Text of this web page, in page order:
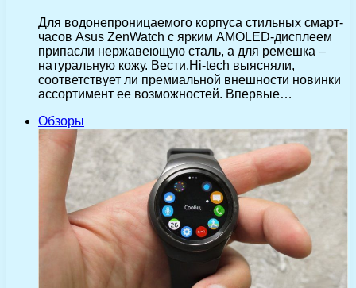
Для водонепроницаемого корпуса стильных смарт-
часов Asus ZenWatch с ярким AMOLED-дисплеем
припасли нержавеющую сталь, а для ремешка –
натуральную кожу. Вести.Hi-tech выясняли,
соответствует ли премиальной внешности новинки
ассортимент ее возможностей. Впервые…
Обзоры